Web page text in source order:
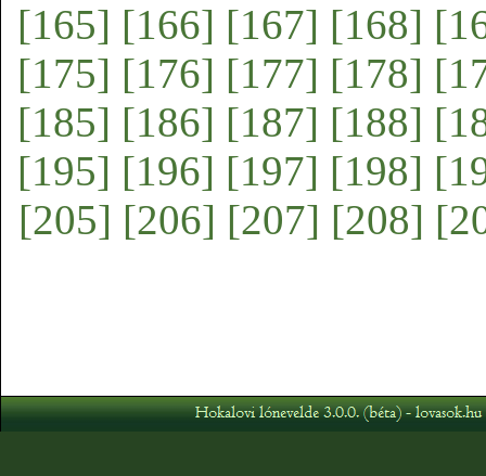
[165] [166] [167] [168]
[175] [176] [177] [178]
[185] [186] [187] [188]
[195] [196] [197] [198]
[205] [206] [207] [208]